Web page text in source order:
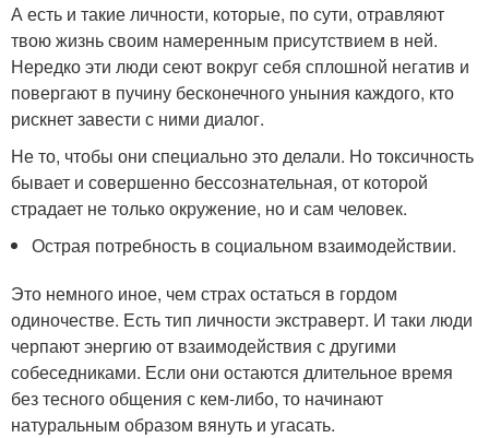
А есть и такие личности, которые, по сути, отравляют
твою жизнь своим намеренным присутствием в ней.
Нередко эти люди сеют вокруг себя сплошной негатив и
повергают в пучину бесконечного уныния каждого, кто
рискнет завести с ними диалог.
Не то, чтобы они специально это делали. Но токсичность
бывает и совершенно бессознательная, от которой
страдает не только окружение, но и сам человек.
Острая потребность в социальном взаимодействии.
Это немного иное, чем страх остаться в гордом
одиночестве. Есть тип личности экстраверт. И таки люди
черпают энергию от взаимодействия с другими
собеседниками. Если они остаются длительное время
без тесного общения с кем-либо, то начинают
натуральным образом вянуть и угасать.